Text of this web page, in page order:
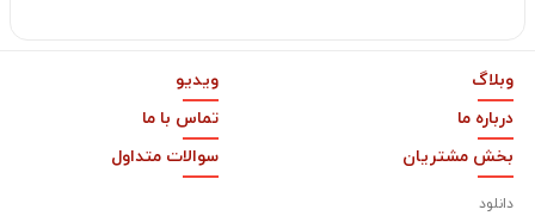
وبلاگ
ویدیو
درباره ما
تماس با ما
بخش مشتریان
دانلود
سوالات متداول